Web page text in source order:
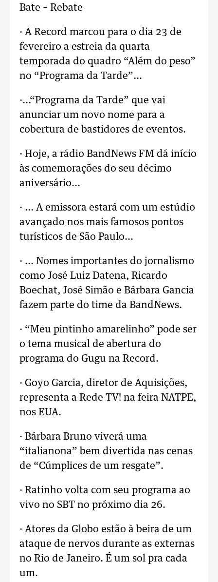
Bate – Rebate
· A Record marcou para o dia 23 de
fevereiro a estreia da quarta
temporada do quadro “Além do peso”
no “Programa da Tarde”...
·...“Programa da Tarde” que vai
anunciar um novo nome para a
cobertura de bastidores de eventos.
· Hoje, a rádio BandNews FM dá início
às comemorações do seu décimo
aniversário...
· ... A emissora estará com um estúdio
avançado nos mais famosos pontos
turísticos de São Paulo...
· ... Nomes importantes do jornalismo
como José Luiz Datena, Ricardo
Boechat, José Simão e Bárbara Gancia
fazem parte do time da BandNews.
· “Meu pintinho amarelinho” pode ser
o tema musical de abertura do
programa do Gugu na Record.
· Goyo Garcia, diretor de Aquisições,
representa a Rede TV! na feira NATPE,
nos EUA.
· Bárbara Bruno viverá uma
“italianona” bem divertida nas cenas
de “Cúmplices de um resgate”.
· Ratinho volta com seu programa ao
vivo no SBT no próximo dia 26.
· Atores da Globo estão à beira de um
ataque de nervos durante as externas
no Rio de Janeiro. É um sol pra cada
um.